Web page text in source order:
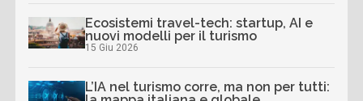
Ecosistemi travel-tech: startup, AI e
nuovi modelli per il turismo
15 Giu 2026
L’IA nel turismo corre, ma non per tutti: